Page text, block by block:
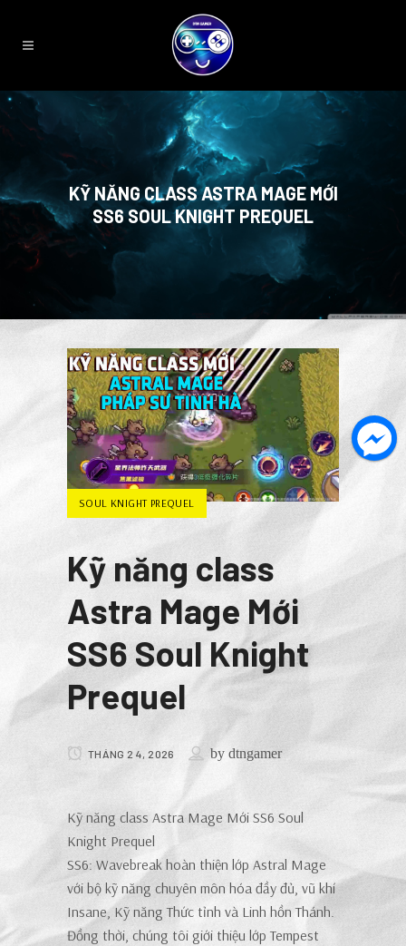
KỸ NĂNG CLASS ASTRA MAGE MỚI
SS6 SOUL KNIGHT PREQUEL
SOUL KNIGHT PREQUEL
Kỹ năng class
Astra Mage Mới
SS6 Soul Knight
Prequel
THÁNG 2 4, 2026 by dtngamer
Kỹ năng class Astra Mage Mới SS6 Soul
Knight Prequel
SS6: Wavebreak hoàn thiện lớp Astral Mage
với bộ kỹ năng chuyên môn hóa đầy đủ, vũ khí
Insane, Kỹ năng Thức tỉnh và Linh hồn Thánh.
Đồng thời, chúng tôi giới thiệu lớp Tempest